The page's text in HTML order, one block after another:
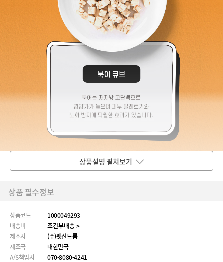
상품설명 펼쳐보기
상품 필수정보
상품코드
1000049293
배송비
조건부배송 >
제조자
(주)펫신드룸
제조국
대한민국
A/S책임자
070-8080-4241